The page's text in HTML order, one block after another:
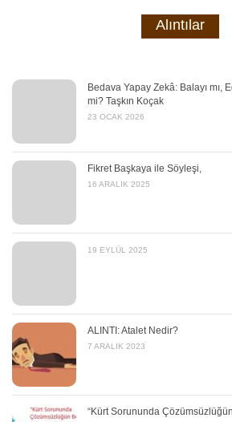
Alıntılar
Bedava Yapay Zekâ: Balayı mı,
mi? Taşkın Koçak
23 OCAK 2026
Fikret Başkaya ile Söyleşi,
16 ARALIK 2025
19 EYLÜL 2025
ALINTI: Atalet Nedir?
7 ARALIK 2023
“Kürt Sorununda